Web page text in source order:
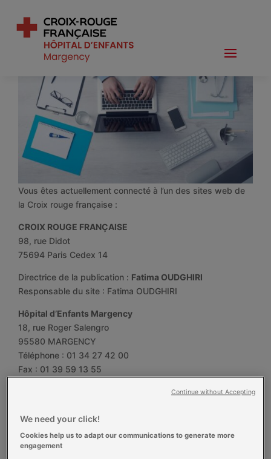
Mentions légales
Vous êtes actuellement connecté à l’un des sites web de
la Croix rouge française :
CROIX ROUGE FRANÇAISE
98, rue Didot
75694 Paris Cedex 14
Directrice de la publication : Fatima OUDGHIRI
Responsable du site : Fatima OUDGHIRI
Hôpital d’Enfants Margency
18, rue Roger Salengro
95580 MARGENCY
Téléphone : 01 34 27 42 00
Fax : 01 39 59 13 55
Dispositif légal d’informations et de publication
janvier 1978, le présent site a fait l’objet d’une déclaration
We need your click!
Cookies help us to adapt our communications to generate more
engagement
Continue without Accepting